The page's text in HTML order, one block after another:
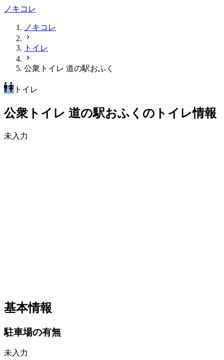
ノキコレ
ノキコレ
トイレ
公衆トイレ 道の駅おふく
トイレ
公衆トイレ 道の駅おふくのトイレ情報
未入力
基本情報
駐車場の有無
未入力